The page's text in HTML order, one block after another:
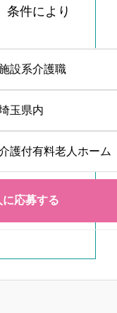
条件により
設系介護職
玉県内
護付有料老人ホーム